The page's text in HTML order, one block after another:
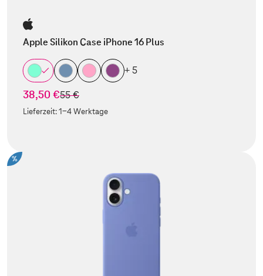
Apple Silikon Case iPhone 16 Plus
+ 5
38,50 €statt
55 €
Lieferzeit:1-4 Werktage
%